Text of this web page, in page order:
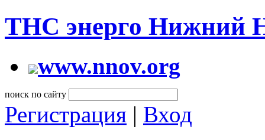
ТНС энерго Нижний
www.nnov.org
поиск по сайту
Регистрация | Вход